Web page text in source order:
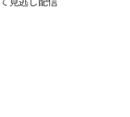
見逃し配信